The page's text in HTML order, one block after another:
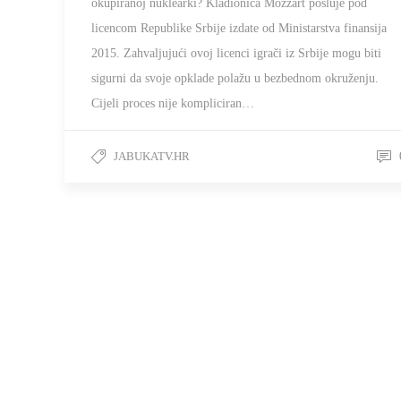
okupiranoj nuklearki? Kladionica Mozzart posluje pod
licencom Republike Srbije izdate od Ministarstva finansija
2015. Zahvaljujući ovoj licenci igrači iz Srbije mogu biti
sigurni da svoje opklade polažu u bezbednom okruženju.
Cijeli proces nije kompliciran…
JABUKATV.HR